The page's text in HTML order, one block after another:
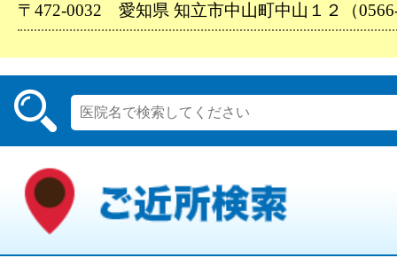
〒472-0032 愛知県 知立市中山町中山１２（